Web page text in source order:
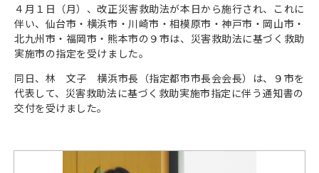
４月１日（月）、改正災害救助法が本日から施行され、これに
伴い、仙台市・横浜市・川崎市・相模原市・神戸市・岡山市・
北九州市・福岡市・熊本市の９市は、災害救助法に基づく救助
実施市の指定を受けました。
同日、林 文子 横浜市長（指定都市市長会会長）は、９市を
代表して、災害救助法に基づく救助実施市指定に伴う通知書の
交付を受けました。